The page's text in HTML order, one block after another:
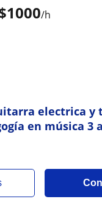
1000/h
electrica y
en música 3